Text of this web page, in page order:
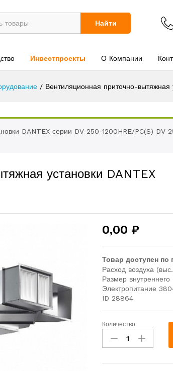
Найти
Инвестпроекты О Компании
/ Вентиляционная приточно-
DANTEX серии DV-250-1200HRE/PC(S)
установки DANTEX
0,00 ₽
Товар доступен по
Расход воздуха
Размер
Электропитание
ID 28864
Количество: